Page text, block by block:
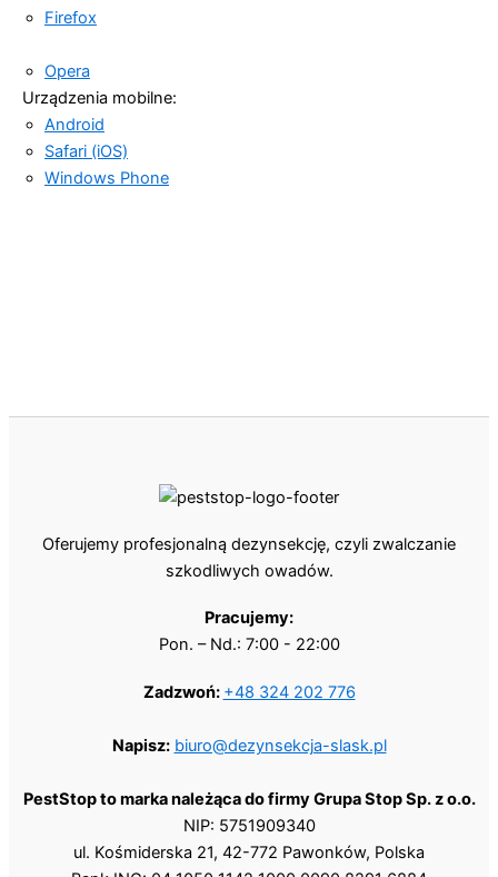
Firefox
Opera
Urządzenia mobilne:
Android
Safari (iOS)
Windows Phone
Oferujemy profesjonalną dezynsekcję, czyli zwalczanie
szkodliwych owadów.
Pracujemy:
Pon. – Nd.: 7:00 - 22:00
Zadzwoń: +48 324 202 776
Napisz: biuro@dezynsekcja-slask.pl
PestStop to marka należąca do firmy Grupa Stop Sp. z o.o.
NIP: 5751909340
ul. Kośmiderska 21, 42-772 Pawonków, Polska